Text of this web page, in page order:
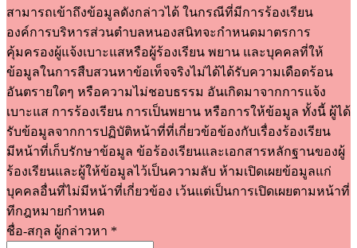
สามารถเข้าถึงข้อมูลดังกล่าวได้ ในกรณีที่มีการร้องเรียน
องค์การบริหารส่วนตำบลหนองสนิทจะกำหนดมาตรการ
คุ้มครองผู้แจ้งเบาะแสหรือผู้ร้องเรียน พยาน และบุคคลที่ให้
ข้อมูลในการสืบสวนหาข้อเท็จจริงไม่ได้ได้รับความเดือดร้อน
อันตรายใดๆ หรือความไม่ชอบธรรม อันเกิดมาจากการแจ้ง
เบาะแส การร้องเรียน การเป็นพยาน หรือการให้ข้อมูล ทั้งนี้ ผู้ได้
รับข้อมูลจากการปฏิบัติหน้าที่ที่เกี่ยวข้อข้องกับเรื่องร้องเรียน
มีหน้าที่เก็บรักษาข้อมูล ข้อร้องเรียนและเอกสารหลักฐานของผู้
ร้องเรียนและผู้ให้ข้อมูลไว้เป็นความลับ ห้ามเปิดเผยข้อมูลแก่
บุคคลอื่นที่ไม่มีหน้าที่เกี่ยวข้อง เว้นแต่เป็นการเปิดเผยตามหน้าที่
ทีกฎหมายกำหนด
ชื่อ-สกุล ผู้กล่าวหา *